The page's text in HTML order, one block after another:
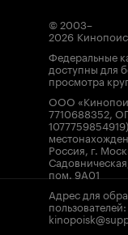
© 2003–
2026
Федеральные
доступны для
просмотра
ООО
7710688352,
Россия, г.
пом. 9А01
Адрес для
пользователей: